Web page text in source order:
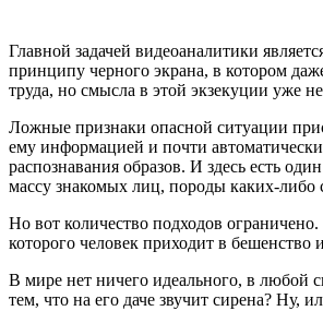
Главной задачей видеоаналитики
принципу черного экрана, в котором
труда, но смысла в этой экзекуции уже
Ложные признаки опасной ситуации
ему информацией и почти
распознавания образов. И здесь есть
массу знакомых лиц, породы каких-либо
Но вот количество подходов
которого человек приходит в бешенство
В мире нет ничего идеального, в любой
тем, что на его даче звучит сирена? Ну,